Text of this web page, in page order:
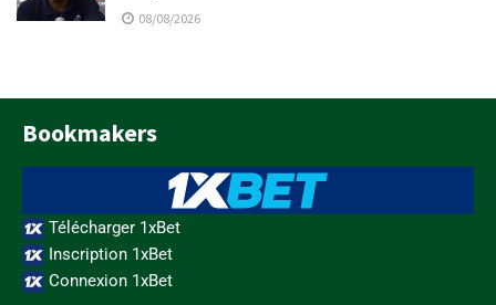
08/08/2026
Bookmakers
Télécharger 1xBet
Inscription 1xBet
Connexion 1xBet